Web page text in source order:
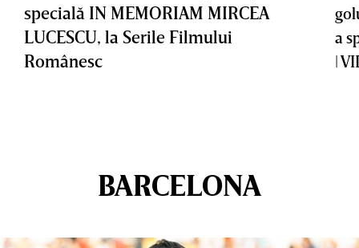
specială IN MEMORIAM MIRCEA
LUCESCU, la Serile Filmului
Românesc
a
|
BARCELONA